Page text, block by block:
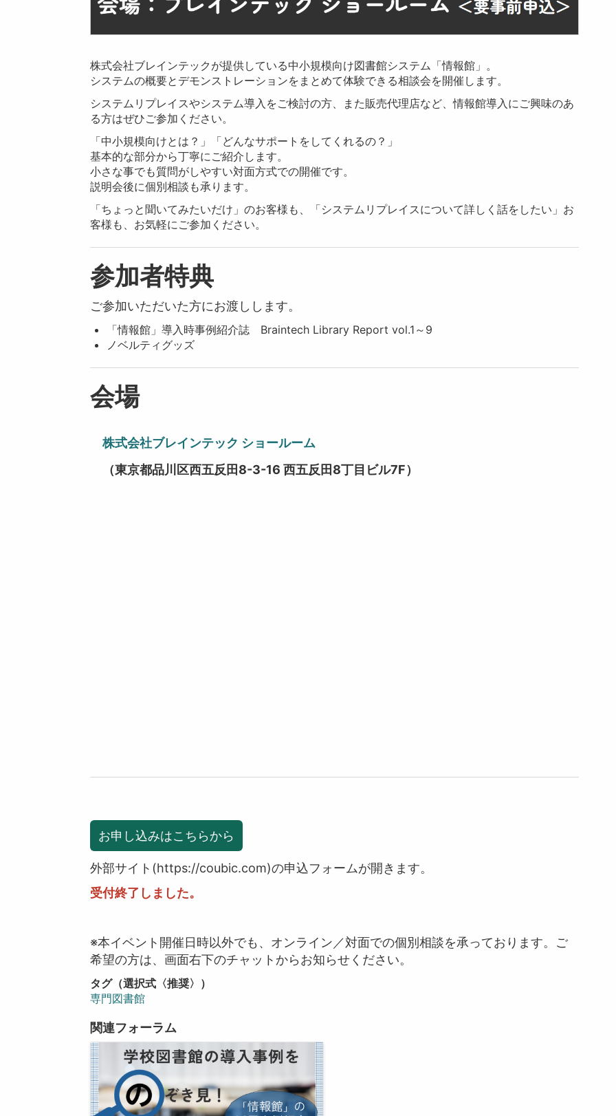
株式会社ブレインテックが提供している中小規模向け図書館システム「情報館」。
システムの概要とデモンストレーションをまとめて体験できる相談会を開催します。
システムリプレイスやシステム導入をご検討の方、また販売代理店など、情報館導入にご興味のあ
る方はぜひご参加ください。
「中小規模向けとは？」「どんなサポートをしてくれるの？」
基本的な部分から丁寧にご紹介します。
小さな事でも質問がしやすい対面方式での開催です。
説明会後に個別相談も承ります。
「ちょっと聞いてみたいだけ」のお客様も、「システムリプレイスについて詳しく話をしたい」お
客様も、お気軽にご参加ください。
参加者特典
ご参加いただいた方にお渡しします。
「情報館」導入時事例紹介誌 Braintech Library Report vol.1～9
ノベルティグッズ
会場
株式会社ブレインテック ショールーム
（東京都品川区西五反田8-3-16 西五反田8丁目ビル7F）
お申し込みはこちらから
外部サイト(https://coubic.com)の申込フォームが開きます。
受付終了しました。
※本イベント開催日時以外でも、オンライン／対面での個別相談を承っております。ご
希望の方は、画面右下のチャットからお知らせください。
タグ（選択式〈推奨〉）
専門図書館
関連フォーラム